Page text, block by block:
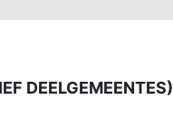
DEELGEMEENTES)